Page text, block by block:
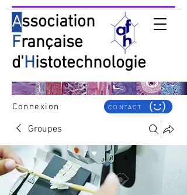
Association
Française
d'Histotechnologie
Connexion CONTACT
Groupes